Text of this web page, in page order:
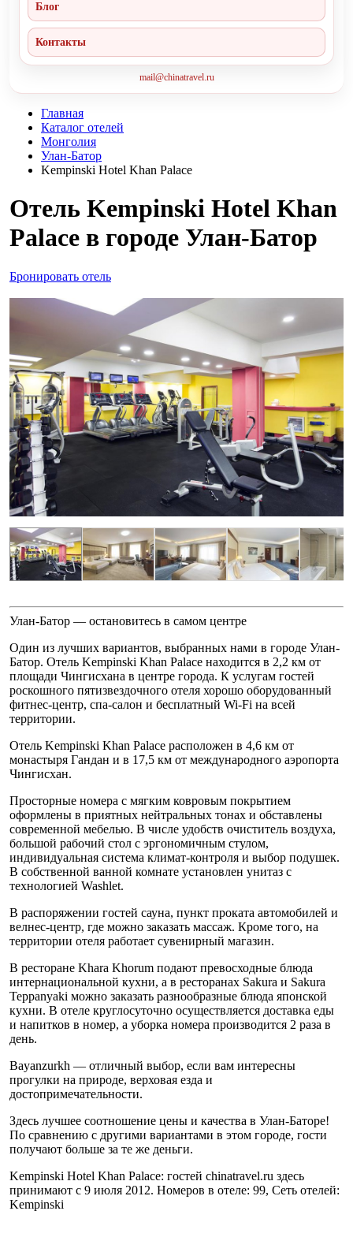
Блог
Контакты
mail@chinatravel.ru
Главная
Каталог отелей
Монголия
Улан-Батор
Kempinski Hotel Khan Palace
Отель Kempinski Hotel Khan
Palace в городе Улан-Батор
Бронировать отель
Улан-Батор — остановитесь в самом центре
Один из лучших вариантов, выбранных нами в городе Улан-
Батор. Отель Kempinski Khan Palace находится в 2,2 км от
площади Чингисхана в центре города. К услугам гостей
роскошного пятизвездочного отеля хорошо оборудованный
фитнес-центр, спа-салон и бесплатный Wi-Fi на всей
территории.
Отель Kempinski Khan Palace расположен в 4,6 км от
монастыря Гандан и в 17,5 км от международного аэропорта
Чингисхан.
Просторные номера с мягким ковровым покрытием
оформлены в приятных нейтральных тонах и обставлены
современной мебелью. В числе удобств очиститель воздуха,
большой рабочий стол с эргономичным стулом,
индивидуальная система климат-контроля и выбор подушек.
В собственной ванной комнате установлен унитаз с
технологией Washlet.
В распоряжении гостей сауна, пункт проката автомобилей и
велнес-центр, где можно заказать массаж. Кроме того, на
территории отеля работает сувенирный магазин.
В ресторане Khara Khorum подают превосходные блюда
интернациональной кухни, а в ресторанах Sakura и Sakura
Teppanyaki можно заказать разнообразные блюда японской
кухни. В отеле круглосуточно осуществляется доставка еды
и напитков в номер, а уборка номера производится 2 раза в
день.
Bayanzurkh — отличный выбор, если вам интересны
прогулки на природе, верховая езда и
достопримечательности.
Здесь лучшее соотношение цены и качества в Улан-Баторе!
По сравнению с другими вариантами в этом городе, гости
получают больше за те же деньги.
Kempinski Hotel Khan Palace: гостей chinatravel.ru здесь
принимают с 9 июля 2012. Номеров в отеле: 99, Сеть отелей:
Kempinski